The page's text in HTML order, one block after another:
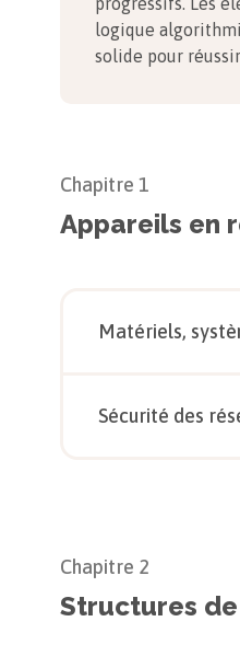
logique
solide pour
Chapitre 1
Appareils en
Matériels,
Sécurité des
Chapitre 2
Structures